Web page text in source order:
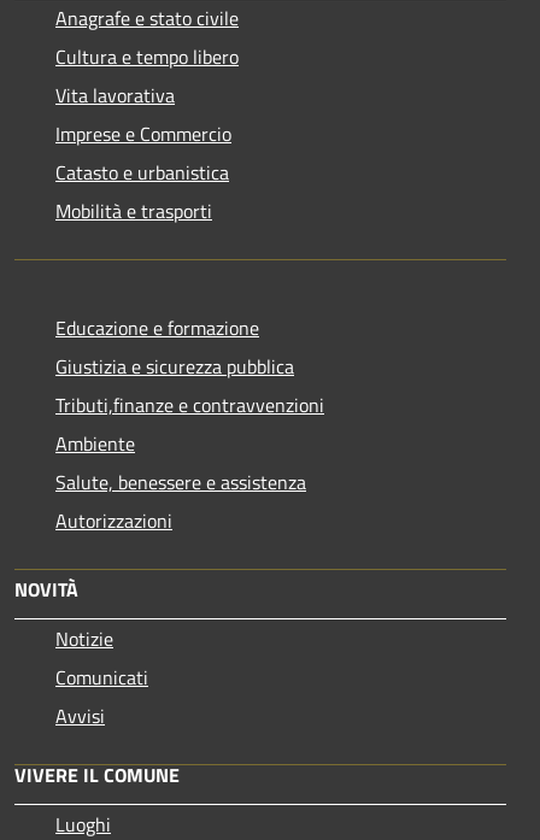
Anagrafe e stato civile
Cultura e tempo libero
Vita lavorativa
Imprese e Commercio
Catasto e urbanistica
Mobilità e trasporti
Educazione e formazione
Giustizia e sicurezza pubblica
Tributi,finanze e contravvenzioni
Ambiente
Salute, benessere e assistenza
Autorizzazioni
NOVITÀ
Notizie
Comunicati
Avvisi
VIVERE IL COMUNE
Luoghi